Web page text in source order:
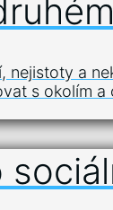
nejistoty a
s okolím a